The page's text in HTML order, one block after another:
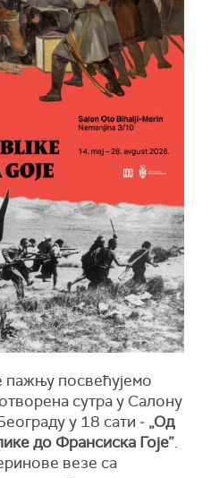
пажњу посвећујемо
сутра у Салону
у 18 сати ‒ „Од
до Франсиска Гоје”.
везе са